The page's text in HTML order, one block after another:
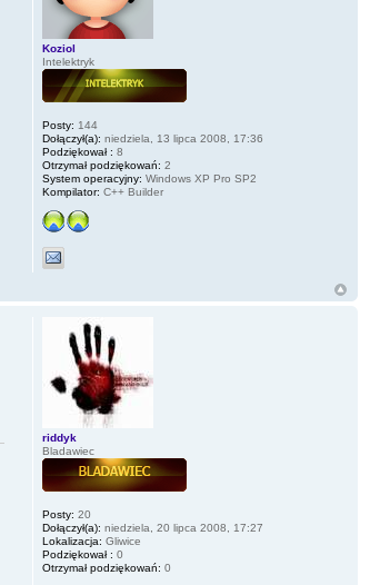
Koziol
Intelektryk
Posty: 144
Dołączył(a): niedziela, 13 lipca 2008, 17:36
Podziękował : 8
Otrzymał podziękowań: 2
System operacyjny: Windows XP Pro SP2
Kompilator: C++ Builder
riddyk
Bladawiec
Posty: 20
Dołączył(a): niedziela, 20 lipca 2008, 17:27
Lokalizacja: Gliwice
Podziękował : 0
Otrzymał podziękowań: 0